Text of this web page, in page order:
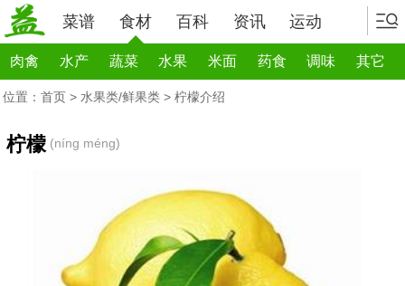
菜谱 食材 百科 资讯 运动
肉禽 水产 蔬菜 水果 米面 药食 调味 其它
位置： 首页 > 水果类/鲜果类 > 柠檬介绍
柠檬 (níng méng)